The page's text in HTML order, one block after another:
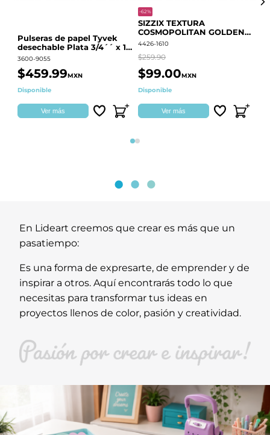
Pulseras de papel Tyvek
desechable Plata 3/4´´ x 10
´´
3600-9055
$459.99MXN
Disponible
Ver más
-62%
SIZZIX TEXTURA
COSMOPOLITAN GOLDEN
RINGS S.PARK 666700
4426-1610
$259.90
$99.00MXN
Disponible
Ver más
Página 1
Página 2
En Lideart creemos que crear es más que un
pasatiempo:
Es una forma de expresarte, de emprender y de
inspirar a otros. Aquí encontrarás todo lo que
necesitas para transformar tus ideas en
proyectos llenos de color, pasión y creatividad.